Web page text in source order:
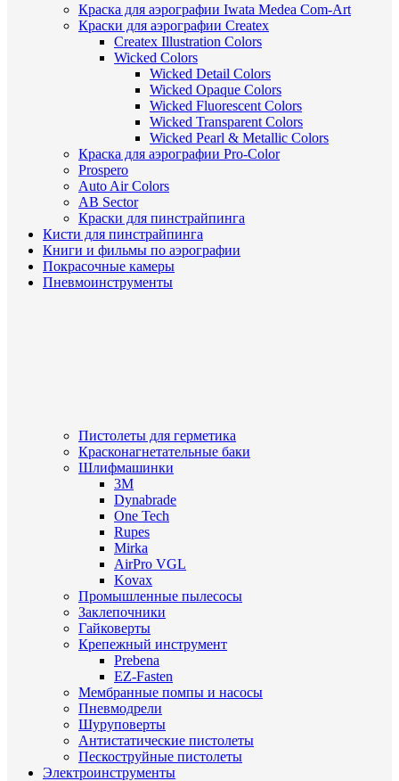
Краска для аэрографии Iwata Medea Com-Art
Краски для аэрографии Createx
Createx Illustration Colors
Wicked Colors
Wicked Detail Colors
Wicked Opaque Colors
Wicked Fluorescent Colors
Wicked Transparent Colors
Wicked Pearl & Metallic Colors
Краска для аэрографии Pro-Color
Prospero
Auto Air Colors
AB Sector
Краски для пинстрайпинга
Кисти для пинстрайпинга
Книги и фильмы по аэрографии
Покрасочные камеры
Пневмоинструменты
Пистолеты для герметика
Красконагнетательные баки
Шлифмашинки
3M
Dynabrade
One Tech
Rupes
Mirka
AirPro VGL
Kovax
Промышленные пылесосы
Заклепочники
Гайковерты
Крепежный инструмент
Prebena
EZ-Fasten
Мембранные помпы и насосы
Пневмодрели
Шуруповерты
Антистатические пистолеты
Пескоструйные пистолеты
Электроинструменты